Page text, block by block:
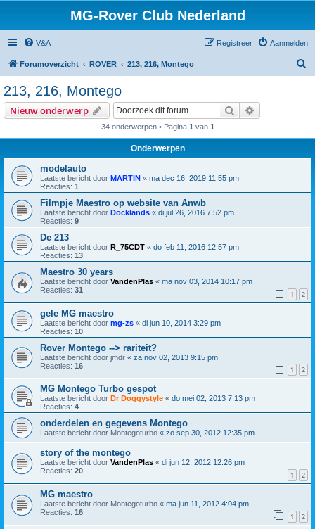
MG-Rover Club Nederland
V&A Aanmelden
Registreer
Forumoverzicht ROVER 213, 216, Montego
213, 216, Montego
Nieuw onderwerp Zoek
34 onderwerpen • Pagina 1 van 1
Onderwerpen
modelauto
Laatste bericht door MARTIN « ma dec 16, 2019 11:55 pm
Reacties: 1
Filmpje Maestro op website van Anwb
Laatste bericht door Docklands « di jul 26, 2016 7:52 pm
Reacties: 9
De 213
Laatste bericht door R_75CDT « do feb 11, 2016 12:57 pm
Reacties: 13
Maestro 30 years
Laatste bericht door VandenPlas « ma nov 03, 2014 10:17 pm
Reacties: 31 1 2
gele MG maestro
Laatste bericht door mg-zs « di jun 10, 2014 3:29 pm
Reacties: 10
Rover Montego --> rariteit?
Laatste bericht door jmdr « za nov 02, 2013 9:15 pm
Reacties: 16 1 2
MG Montego Turbo gespot
Laatste bericht door Dr Doggystyle « do mei 02, 2013 7:13 pm
Reacties: 4
onderdelen en gegevens Montego
Laatste bericht door Montegoturbo « zo sep 30, 2012 12:35 pm
story of the montego
Laatste bericht door VandenPlas « di jun 12, 2012 12:26 pm
Reacties: 20 1 2
MG maestro
Laatste bericht door Montegoturbo « ma jun 11, 2012 4:04 pm
Reacties: 16 1 2